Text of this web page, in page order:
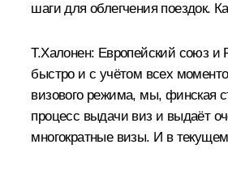
шаги для облегчения поездок.
Т.Халонен: Европейский союз и
быстро и с учётом всех
визового режима, мы, финская
процесс выдачи виз и выдаёт
многократные визы. И в